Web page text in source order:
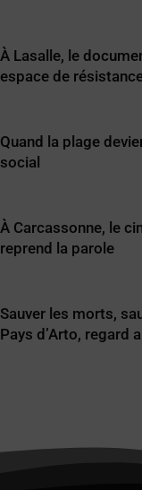
À Lasalle, le
espace de
Quand la plage
social
À Carcassonne, le
reprend la parole
Sauver les morts,
Pays d’Arto, regard